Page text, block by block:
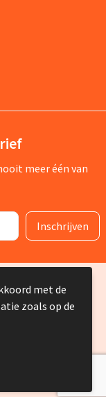
meer één van
2025
met de
zoals op de